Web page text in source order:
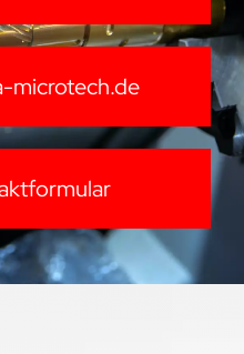
microtech.de